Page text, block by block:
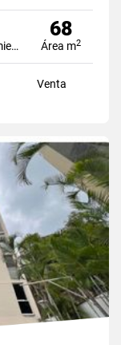
Estacionamiento
68
Área m2
Venta